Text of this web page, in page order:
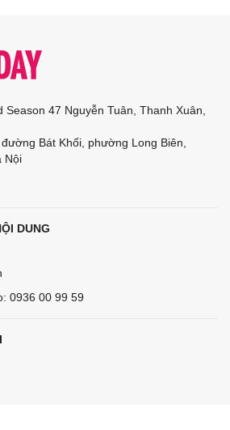
Season 47 Nguyễn Tuân, Thanh Xuân,
Bát Khối, phường Long Biên,
Nội
DUNG
0936 00 99 59